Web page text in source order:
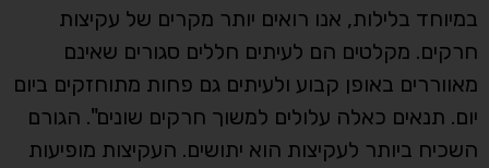
במיוחד בלילות, אנו רואים יותר מקרים של עקיצות
חרקים. מקלטים הם לעיתים חללים סגורים שאינם
מאווררים באופן קבוע ולעיתים גם פחות מתוחזקים ביום
יום. תנאים כאלה עלולים למשוך חרקים שונים". הגורם
השכיח ביותר לעקיצות הוא יתושים. העקיצות מופיעות